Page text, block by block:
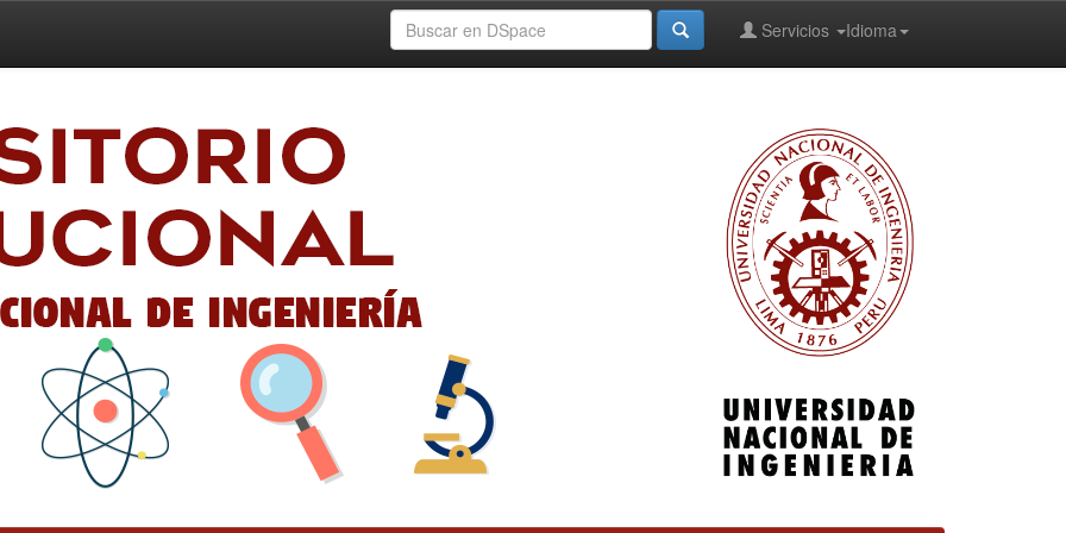
Idioma
Servicios